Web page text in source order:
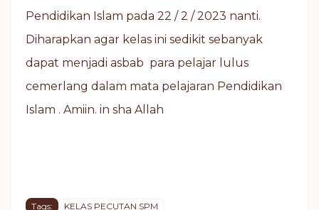
Pendidikan Islam pada 22 / 2 / 2023 nanti.
Diharapkan agar kelas ini sedikit sebanyak
dapat menjadi asbab para pelajar lulus
cemerlang dalam mata pelajaran Pendidikan
Islam . Amiin. in sha Allah
Tags: KELAS PECUTAN SPM